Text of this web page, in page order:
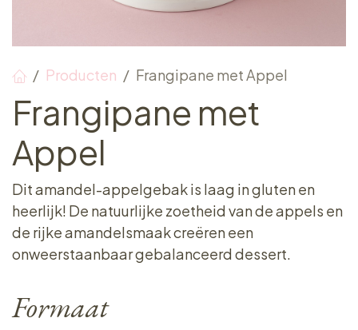
Producten Frangipane met Appel
Frangipane met
Appel
Dit amandel-appelgebak is laag in gluten en
heerlijk! De natuurlijke zoetheid van de appels en
de rijke amandelsmaak creëren een
onweerstaanbaar gebalanceerd dessert.
Formaat